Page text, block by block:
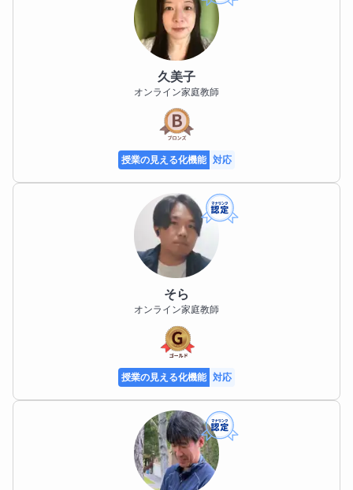
久美子
オンライン家庭教師
授業の見える化機能 対応
そら
オンライン家庭教師
授業の見える化機能 対応